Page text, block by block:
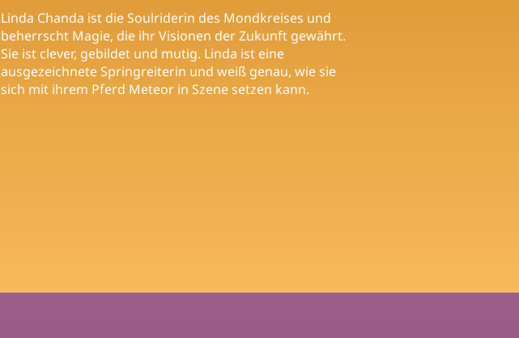
Linda Chanda ist die Soulriderin des Mondkreises und
beherrscht Magie, die ihr Visionen der Zukunft gewährt.
Sie ist clever, gebildet und mutig. Linda ist eine
ausgezeichnete Springreiterin und weiß genau, wie sie
sich mit ihrem Pferd Meteor in Szene setzen kann.